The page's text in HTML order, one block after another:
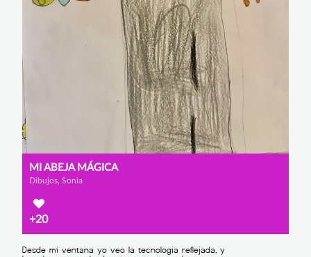
MI ABEJA MÁGICA
Dibujos, Sonia
+20